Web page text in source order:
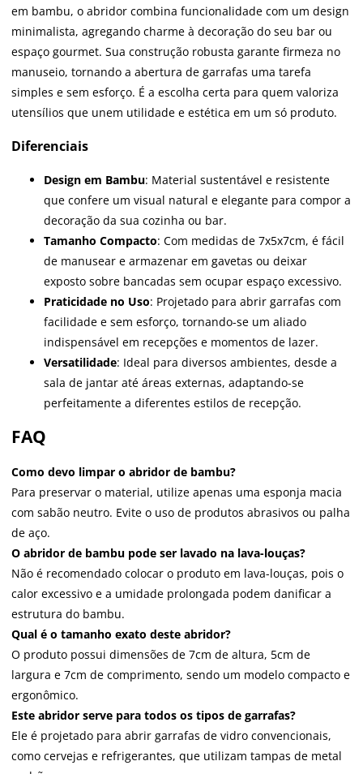
em bambu, o abridor combina funcionalidade com um design
minimalista, agregando charme à decoração do seu bar ou
espaço gourmet. Sua construção robusta garante firmeza no
manuseio, tornando a abertura de garrafas uma tarefa
simples e sem esforço. É a escolha certa para quem valoriza
utensílios que unem utilidade e estética em um só produto.
Diferenciais
Design em Bambu: Material sustentável e resistente
que confere um visual natural e elegante para compor a
decoração da sua cozinha ou bar.
Tamanho Compacto: Com medidas de 7x5x7cm, é fácil
de manusear e armazenar em gavetas ou deixar
exposto sobre bancadas sem ocupar espaço excessivo.
Praticidade no Uso: Projetado para abrir garrafas com
facilidade e sem esforço, tornando-se um aliado
indispensável em recepções e momentos de lazer.
Versatilidade: Ideal para diversos ambientes, desde a
sala de jantar até áreas externas, adaptando-se
perfeitamente a diferentes estilos de recepção.
FAQ
Como devo limpar o abridor de bambu?
Para preservar o material, utilize apenas uma esponja macia
com sabão neutro. Evite o uso de produtos abrasivos ou palha
de aço.
O abridor de bambu pode ser lavado na lava-louças?
Não é recomendado colocar o produto em lava-louças, pois o
calor excessivo e a umidade prolongada podem danificar a
estrutura do bambu.
Qual é o tamanho exato deste abridor?
O produto possui dimensões de 7cm de altura, 5cm de
largura e 7cm de comprimento, sendo um modelo compacto e
ergonômico.
Este abridor serve para todos os tipos de garrafas?
Ele é projetado para abrir garrafas de vidro convencionais,
como cervejas e refrigerantes, que utilizam tampas de metal